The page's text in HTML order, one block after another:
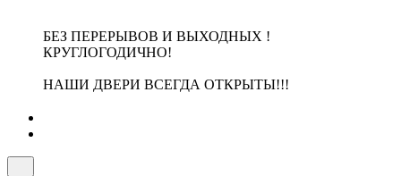
БЕЗ ПЕРЕРЫВОВ И ВЫХОДНЫХ !
КРУГЛОГОДИЧНО!
НАШИ ДВЕРИ ВСЕГДА ОТКРЫТЫ!!!